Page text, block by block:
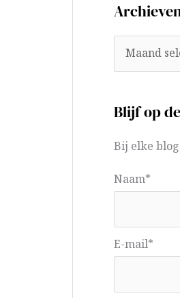
Blijf op
Bij elke
Naam*
E-mail*